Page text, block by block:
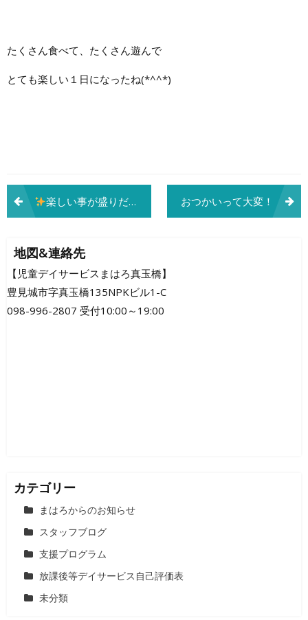
たくさん食べて、たくさん遊んで
とても楽しい１日になったね(*^^*)
投
稿
ナ
ビ
ゲ
楽しい事が盛りだくさん！ おつかいって大変！
地図&連絡先
【児童デイサービスまはろ真玉橋】
豊見城市字真玉橋135NPKビル1-C
098-996-2807 受付10:00～19:00
カテゴリー
まはろからのお知らせ
スタッフブログ
支援プログラム
放課後等デイサービス自己評価表
未分類